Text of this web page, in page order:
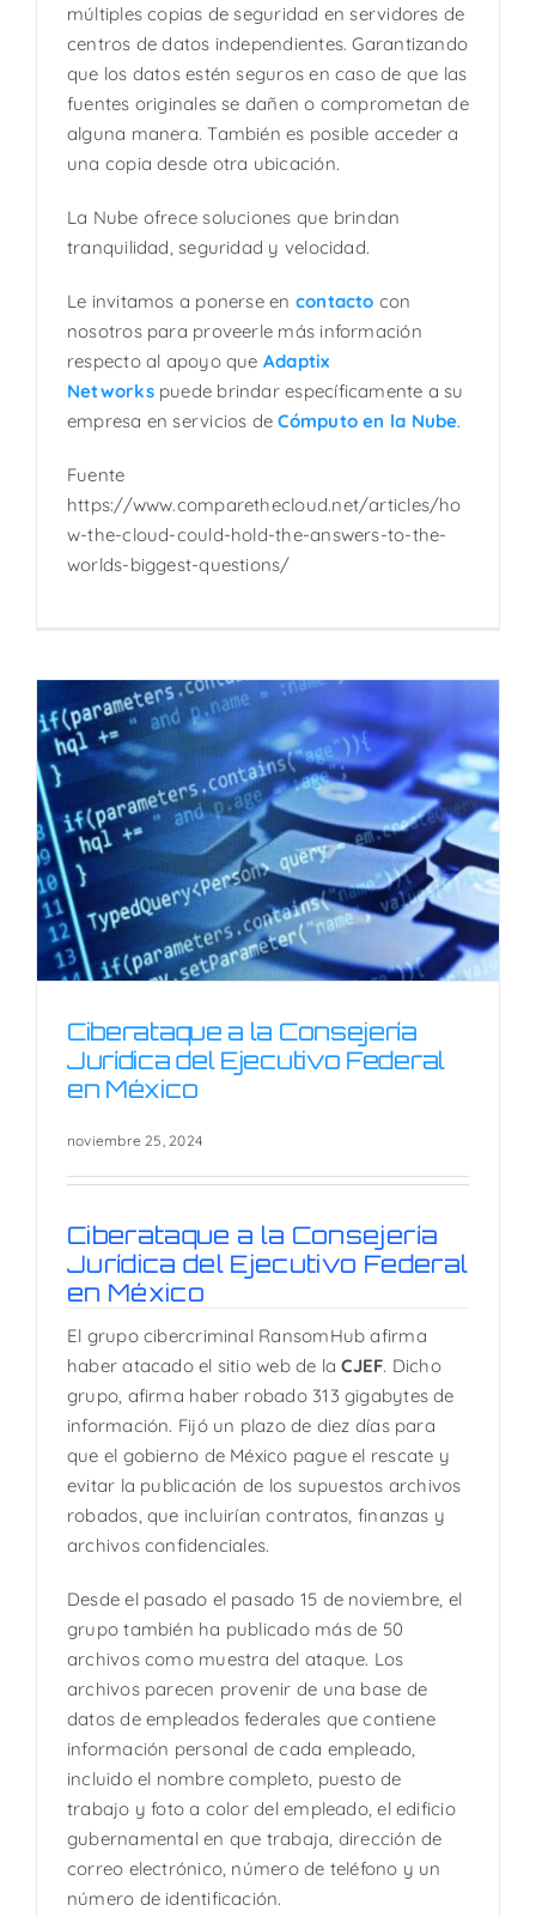
múltiples copias de seguridad en servidores de
centros de datos independientes. Garantizando
que los datos estén seguros en caso de que las
fuentes originales se dañen o comprometan de
alguna manera. También es posible acceder a
una copia desde otra ubicación.
La Nube ofrece soluciones que brindan
tranquilidad, seguridad y velocidad.
Le invitamos a ponerse en contacto con
nosotros para proveerle más información
respecto al apoyo que Adaptix
Networkspuede brindar específicamente a su
empresa en servicios deCómputo en la Nube.
Fuente
https://www.comparethecloud.net/articles/ho
w-the-cloud-could-hold-the-answers-to-the-
worlds-biggest-questions/
Ciberataque a la Consejería
Jurídica del Ejecutivo Federal
Ciberataque a la Consejería
Jurídica del Ejecutivo Federal
en México
noviembre 25, 2024
Ciberataque a la Consejería
Jurídica del Ejecutivo Federal
en México
El grupo cibercriminal RansomHub afirma
haber atacado el sitio web de laCJEF. Dicho
grupo, afirma haber robado 313 gigabytes de
información. Fijó un plazo de diez días para
que el gobierno de México pague el rescate y
evitar la publicación de los supuestos archivos
robados, que incluirían contratos, finanzas y
archivos confidenciales.
Desde el pasado el pasado 15 de noviembre, el
grupo también ha publicado más de 50
archivos como muestra del ataque. Los
archivos parecen provenir de una base de
datos de empleados federales que contiene
información personal de cada empleado,
incluido el nombre completo, puesto de
trabajo y foto a color del empleado, el edificio
gubernamental en que trabaja, dirección de
correo electrónico, número de teléfono y un
número de identificación.